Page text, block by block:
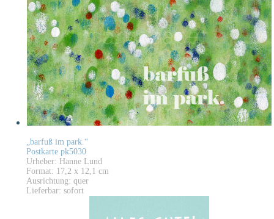
„barfuß im park.“
Postkarte pk5030
Urheber: Hanne Lund
Format: 17,2 x 12,1 cm
Ausrichtung: quer
Lieferbar: sofort